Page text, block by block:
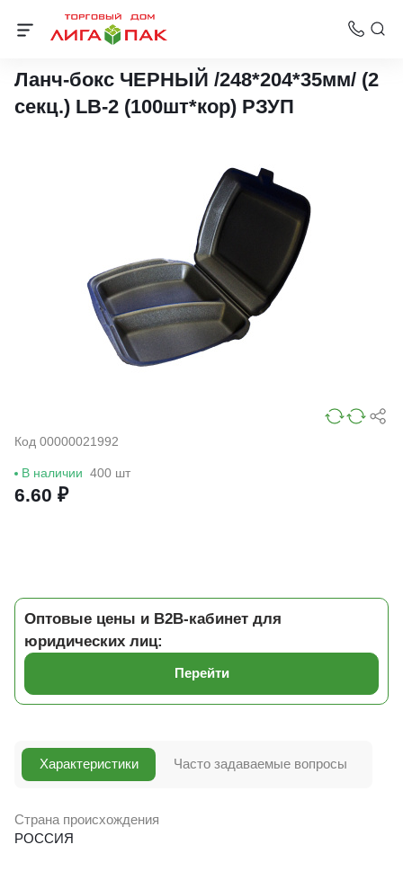
Ланч-боксы
Ланч-бокс ЧЕРНЫЙ /248*204*35мм/ (2
секц.) LB-2 (100шт*кор) РЗУП
Код 00000021992
В наличии 400 шт
6.60 ₽
Оптовые цены и B2B-кабинет для
юридических лиц:
Перейти
Характеристики
Страна происхождения
РОССИЯ
Часто задаваемые вопросы